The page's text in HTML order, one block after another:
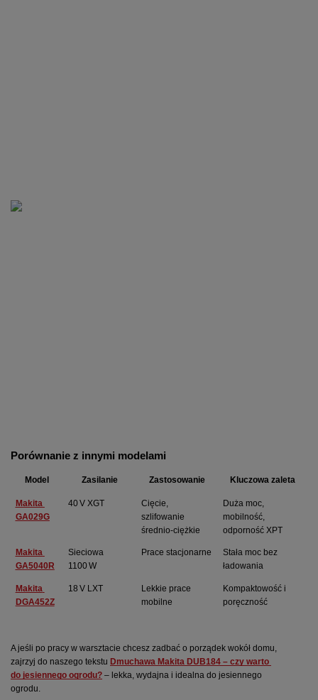
Porównanie z innymi modelami
Model Zasilanie Zastosowanie Kluczowa zaleta
Makita
GA029G
40 V XGT
Cięcie,
szlifowanie
średnio-ciężkie
Duża moc,
mobilność,
odporność XPT
Makita
GA5040R
Sieciowa
1100 W
Prace stacjonarne
Stała moc bez
ładowania
Makita
DGA452Z
18 V LXT
Lekkie prace
mobilne
Kompaktowość i
poręczność
A jeśli po pracy w warsztacie chcesz zadbać o porządek wokół domu,
zajrzyj do naszego tekstu Dmuchawa Makita DUB184 – czy warto
do jesiennego ogrodu? – lekka, wydajna i idealna do jesiennego
ogrodu.